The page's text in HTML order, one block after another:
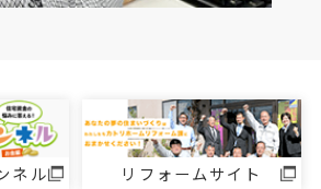
ネル リフォームサイト